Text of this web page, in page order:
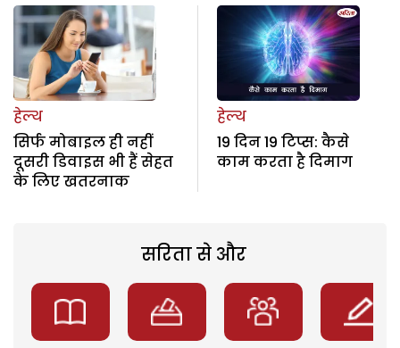
हेल्थ
सिर्फ मोबाइल ही नहीं
दूसरी डिवाइस भी हैं सेहत
के लिए खतरनाक
हेल्थ
19 दिन 19 टिप्स: कैसे
काम करता है दिमाग
सरिता से और